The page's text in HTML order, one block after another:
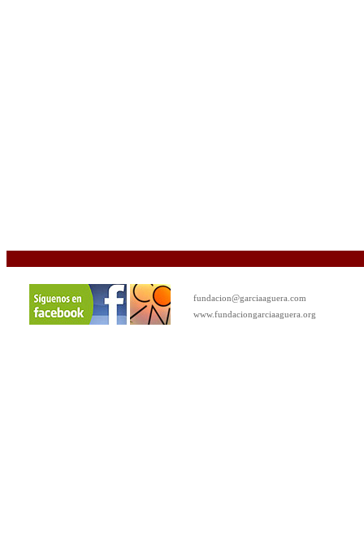
fundacion@garciaaguera.com
www.fundaciongarciaaguera.org